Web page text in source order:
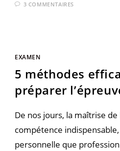
3 COMMENTAIRES
EXAMEN
5 méthodes
préparer
De nos jours, la maîtrise
compétence
personnelle que